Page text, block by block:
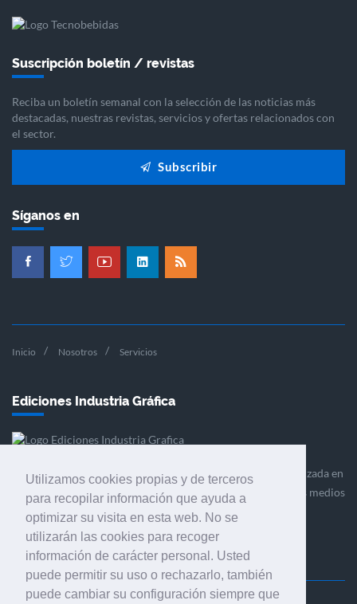
Utilizamos cookies propias y de terceros
para recopilar información que ayuda a
optimizar su visita en esta web. No se
utilizarán las cookies para recoger
información de carácter personal. Usted
puede permitir su uso o rechazarlo, también
puede cambiar su configuración siempre que
Suscripción boletín / revistas
Reciba un boletín semanal con la selección de las noticias más
destacadas, nuestras revistas, servicios y ofertas relacionados con
el sector.
Subscribir
Síganos en
Inicio Nosotros Servicios
Ediciones Industria Gráfica
Ediciones Industria Gráfica es una empresa editora especializada en
el mercado de la comunicación gráfica que engloba diversos medios
profesionales especializados en el mercado gráfico, la
comunicación visual y el envasado.